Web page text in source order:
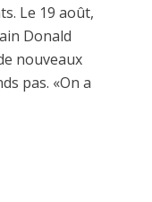
Le 19 août,
Donald
nouveaux
pas. «On a